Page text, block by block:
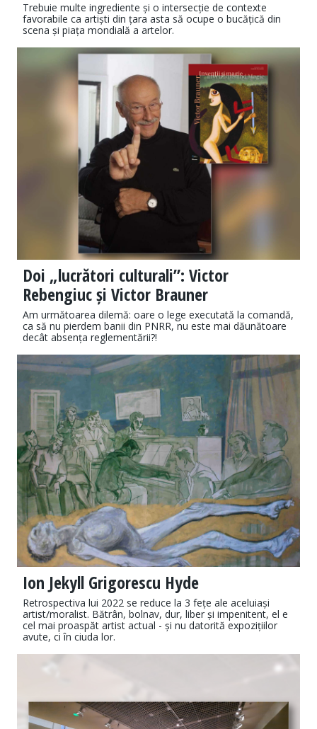
Trebuie multe ingrediente și o intersecție de contexte
favorabile ca artiști din țara asta să ocupe o bucățică din
scena și piața mondială a artelor.
Doi „lucrători culturali”: Victor
Rebengiuc și Victor Brauner
Am următoarea dilemă: oare o lege executată la comandă,
ca să nu pierdem banii din PNRR, nu este mai dăunătoare
decât absența reglementării?!
Ion Jekyll Grigorescu Hyde
Retrospectiva lui 2022 se reduce la 3 fețe ale aceluiași
artist/moralist. Bătrân, bolnav, dur, liber și impenitent, el e
cel mai proaspăt artist actual - și nu datorită expozițiilor
avute, ci în ciuda lor.